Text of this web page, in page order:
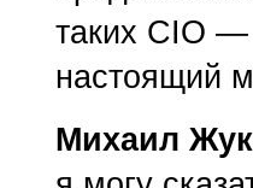
таких CIO
настоящий
Михаил